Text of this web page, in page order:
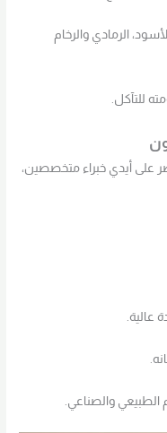
الرمادي والرخام
للتآكل.
على أيدي خبراء متخصصين،
عالية.
الطبيعي والصناعي.